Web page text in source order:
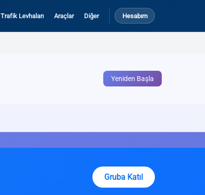
Trafik Levhaları Araçlar Diğer Hesabım
Yeniden Başla
Gruba Katıl